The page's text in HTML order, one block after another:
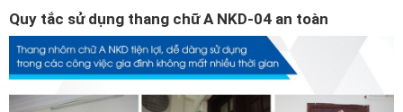
Quy tắc sử dụng thang chữ A NKD-04 an toàn